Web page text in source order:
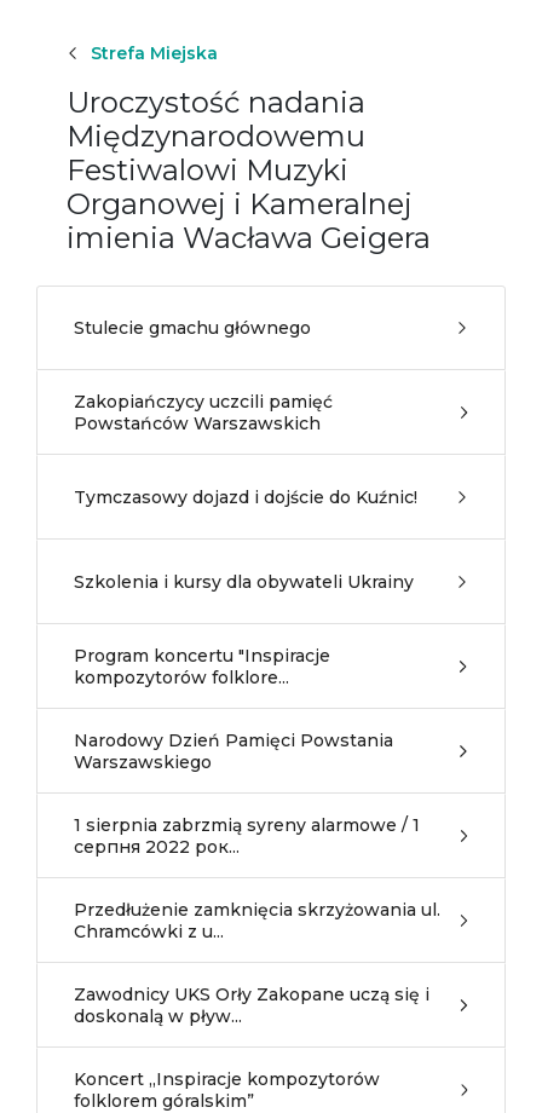
Strefa Miejska
Uroczystość nadania
Międzynarodowemu
Festiwalowi Muzyki
Organowej i Kameralnej
imienia Wacława Geigera
Stulecie gmachu głównego
Zakopiańczycy uczcili pamięć
Powstańców Warszawskich
Tymczasowy dojazd i dojście do Kuźnic!
Szkolenia i kursy dla obywateli Ukrainy
Program koncertu "Inspiracje
kompozytorów folklore...
Narodowy Dzień Pamięci Powstania
Warszawskiego
1 sierpnia zabrzmią syreny alarmowe / 1
серпня 2022 рок...
Przedłużenie zamknięcia skrzyżowania ul.
Chramcówki z u...
Zawodnicy UKS Orły Zakopane uczą się i
doskonalą w pływ...
Koncert „Inspiracje kompozytorów
folklorem góralskim”